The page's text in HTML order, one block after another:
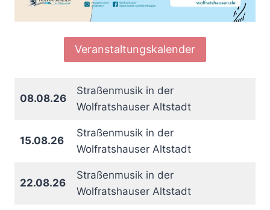
Veranstaltungskalender
08.08.26
Straßenmusik in der
Wolfratshauser Altstadt
15.08.26
Straßenmusik in der
Wolfratshauser Altstadt
22.08.26
Straßenmusik in der
Wolfratshauser Altstadt